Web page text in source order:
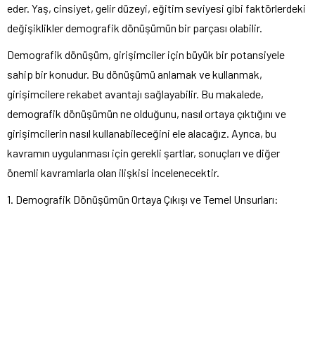
eder. Yaş, cinsiyet, gelir düzeyi, eğitim seviyesi gibi faktörlerdeki
değişiklikler demografik dönüşümün bir parçası olabilir.
Demografik dönüşüm, girişimciler için büyük bir potansiyele
sahip bir konudur. Bu dönüşümü anlamak ve kullanmak,
girişimcilere rekabet avantajı sağlayabilir. Bu makalede,
demografik dönüşümün ne olduğunu, nasıl ortaya çıktığını ve
girişimcilerin nasıl kullanabileceğini ele alacağız. Ayrıca, bu
kavramın uygulanması için gerekli şartlar, sonuçları ve diğer
önemli kavramlarla olan ilişkisi incelenecektir.
1. Demografik Dönüşümün Ortaya Çıkışı ve Temel Unsurları: